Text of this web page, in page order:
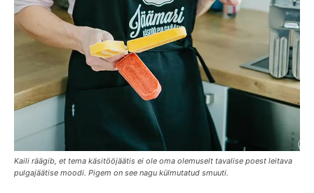
Kaili räägib, et tema käsitööjäätis ei ole oma olemuselt tavalise poest leitava
pulgajäätise moodi. Pigem on see nagu külmutatud smuuti.